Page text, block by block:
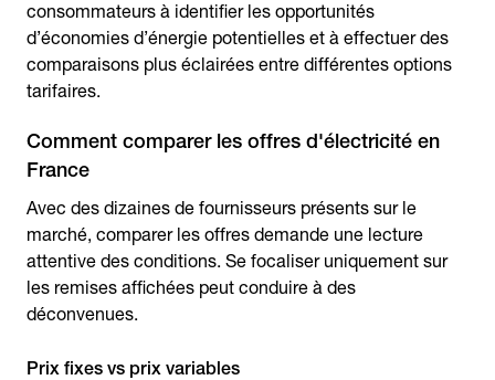
consommateurs à identifier les opportunités
d’économies d’énergie potentielles et à effectuer des
comparaisons plus éclairées entre différentes options
tarifaires.
Comment comparer les offres d'électricité en
France
Avec des dizaines de fournisseurs présents sur le
marché, comparer les offres demande une lecture
attentive des conditions. Se focaliser uniquement sur
les remises affichées peut conduire à des
déconvenues.
Prix fixes vs prix variables